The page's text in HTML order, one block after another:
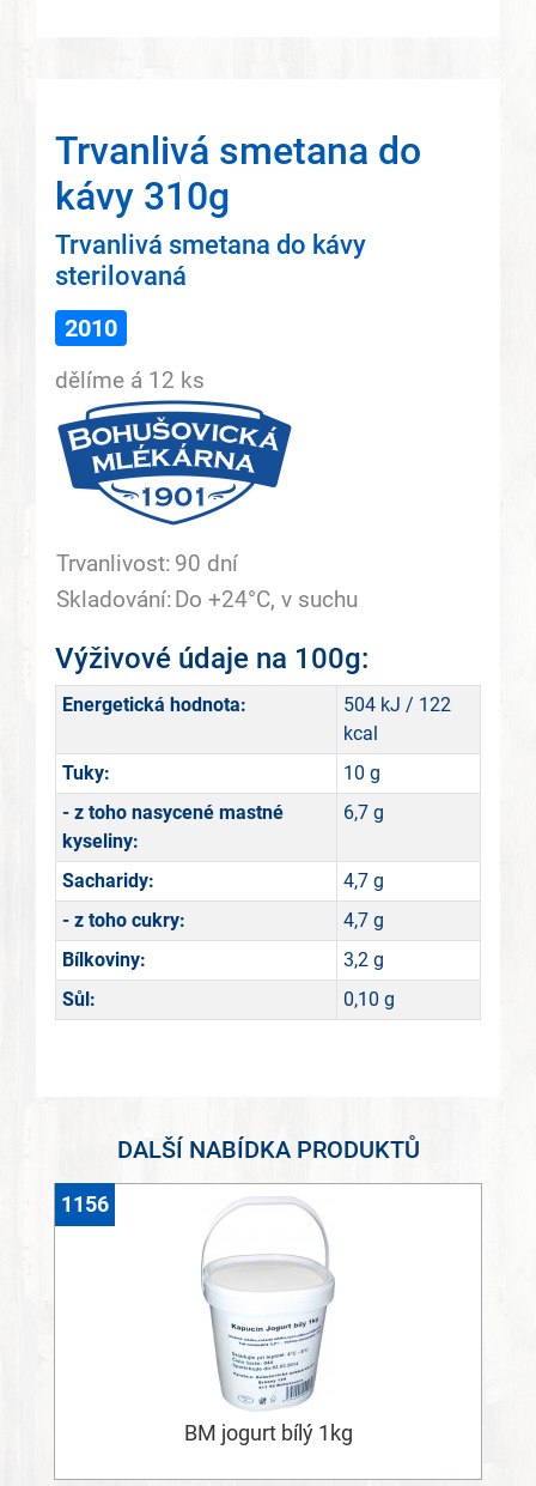
Trvanlivá smetana do
kávy 310g
Trvanlivá smetana do kávy
sterilovaná
2010
dělíme á 12 ks
Trvanlivost: 90 dní
Skladování:Do +24°C, v suchu
Výživové údaje na 100g:
Energetická hodnota:
504 kJ / 122
kcal
Tuky:
10 g
- z toho nasycené mastné
kyseliny:
6,7 g
Sacharidy:
4,7 g
- z toho cukry:
4,7 g
Bílkoviny:
3,2 g
Sůl:
0,10 g
DALŠÍ NABÍDKA PRODUKTŮ
BM jogurt bílý 1kg
1156